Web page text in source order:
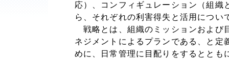
応）、コンフィギュレーション（組
ら、それぞれの利害得失と活用につい
戦略とは、組織のミッションおよび
ネジメントによるプランである、と
めに、日常管理に目配りをするととも